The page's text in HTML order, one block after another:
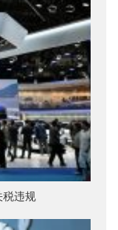
税违规